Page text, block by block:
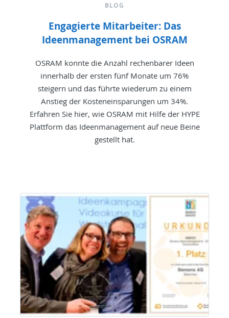
BLOG
Engagierte Mitarbeiter: Das
Ideenmanagement bei OSRAM
OSRAM konnte die Anzahl rechenbarer Ideen
innerhalb der ersten fünf Monate um 76%
steigern und das führte wiederum zu einem
Anstieg der Kosteneinsparungen um 34%.
Erfahren Sie hier, wie OSRAM mit Hilfe der HYPE
Plattform das Ideenmanagement auf neue Beine
gestellt hat.